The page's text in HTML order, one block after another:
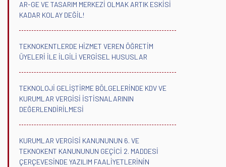
AR-GE VE TASARIM MERKEZİ OLMAK ARTIK ESKİSİ
KADAR KOLAY DEĞİL!
TEKNOKENTLERDE HİZMET VEREN ÖĞRETİM
ÜYELERİ İLE İLGİLİ VERGİSEL HUSUSLAR
TEKNOLOJİ GELİŞTİRME BÖLGELERİNDE KDV VE
KURUMLAR VERGİSİ İSTİSNALARININ
DEĞERLENDİRİLMESİ
KURUMLAR VERGİSİ KANUNUNUN 6. VE
TEKNOKENT KANUNUNUN GEÇİCİ 2. MADDESİ
ÇERÇEVESİNDE YAZILIM FAALİYETLERİNİN